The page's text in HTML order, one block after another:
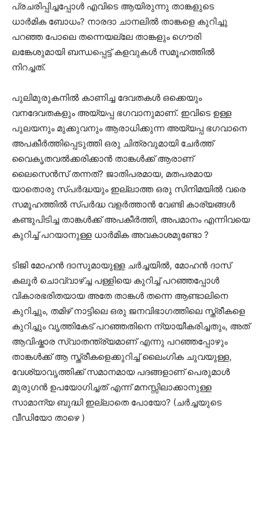
പ്രചരിപ്പിച്ചപ്പോള്‍ എവിടെ ആയിരുന്നു താങ്കളുടെ
ധാര്‍മിക ബോധം? നാരദാ ചാനലില്‍ താങ്കളെ കുറിച്ചു
പറഞ്ഞ പോലെ തന്നെയല്ലേ താങ്കളും ഗൌരി
ലങ്കേശുമായി ബന്ധപ്പെട്ട് കളവുകള്‍ സമൂഹത്തില്‍
നിറച്ചത്.
പുലിമുരുകനില്‍ കാണിച്ച ദേവതകള്‍ ഒക്കെയും
വനദേവതകളും അയ്യപ്പ ഭഗവാനുമാണ്. ഇവിടെ ഉള്ള
പുലയനും മുക്കുവനും ആരാധിക്കുന്ന അയ്യപ്പ ഭഗവാനെ
അപകീര്‍ത്തിപ്പെടുത്തി ഒരു ചിത്രവുമായി ചേർത്ത്
വൈകൃതവല്‍ക്കരിക്കാന്‍ താങ്കൾക്ക് ആരാണ്
ലൈസെൻസ് തന്നത്? ജാതിപരമായ, മതപരമായ
യാതൊരു സ്പര്‍ദ്ധയും ഇല്ലാത്ത ഒരു സിനിമയില്‍ വരെ
സമൂഹത്തില്‍ സ്പര്‍ദ്ധ വളര്‍ത്താന്‍ വേണ്ടി കാര്യങ്ങള്‍
കണ്ടുപിടിച്ച താങ്കൾക്ക് അപകീര്‍ത്തി, അപമാനം എന്നിവയെ
കുറിച്ച് പറയാനുള്ള ധാര്‍മിക അവകാശമുണ്ടോ ?
ടിജി മോഹന്‍ ദാസുമായുള്ള ചര്‍ച്ചയില്‍, മോഹന്‍ ദാസ്
കലൂർ ചൊവ്വാഴ്ച്ച പള്ളിയെ കുറിച്ച് പറഞ്ഞപ്പോൾ
വികാരഭരിതയായ അതേ താങ്കള്‍ തന്നെ ആണ്ടാലിനെ
കുറിച്ചും, തമിഴ് നാട്ടിലെ ഒരു ജനവിഭാഗത്തിലെ സ്ത്രീകളെ
കുറിച്ചും വൃത്തികേട് പറഞ്ഞതിനെ ന്യായീകരിച്ചതും, അത്
ആവിഷ്കാര സ്വാതന്ത്ര്യമാണ് എന്നു പറഞ്ഞപ്പോഴും
താങ്കൾക്ക് ആ സ്ത്രീകളെക്കുറിച്ച് ലൈംഗിക ചുവയുള്ള,
വേശ്യാവൃത്തിക്ക് സമാനമായ പദങ്ങളാണ് പെരുമാള്‍
മുരുഗന്‍ ഉപയോഗിച്ചത് എന്ന് മനസ്സിലാക്കാനുള്ള
സാമാന്യ ബുദ്ധി ഇല്ലാതെ പോയോ? (ചർച്ചയുടെ
വീഡിയോ താഴെ )